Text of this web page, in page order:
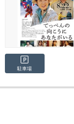
駐車場